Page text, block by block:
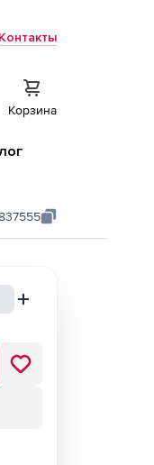
Контакты
Корзина